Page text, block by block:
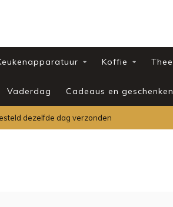
Koffie Thee
Vaderdag Cadeaus en geschenken
dezelfde dag verzonden